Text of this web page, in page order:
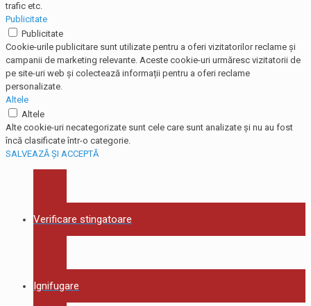
trafic etc.
Publicitate
Publicitate
Cookie-urile publicitare sunt utilizate pentru a oferi vizitatorilor reclame și
campanii de marketing relevante. Aceste cookie-uri urmăresc vizitatorii de
pe site-uri web și colectează informații pentru a oferi reclame
personalizate.
Altele
Altele
Alte cookie-uri necategorizate sunt cele care sunt analizate și nu au fost
încă clasificate într-o categorie.
SALVEAZĂ ȘI ACCEPTĂ
Verificare stingatoare
Ignifugare